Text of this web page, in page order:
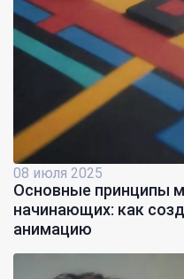
08 июля 2025
Основные принципы
начинающих: как
анимацию